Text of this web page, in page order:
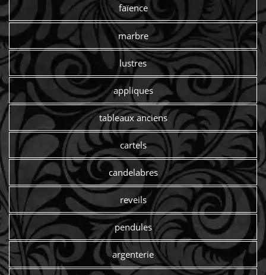
faïence
marbre
lustres
appliques
tableaux anciens
cartels
candelabres
reveils
pendules
argenterie